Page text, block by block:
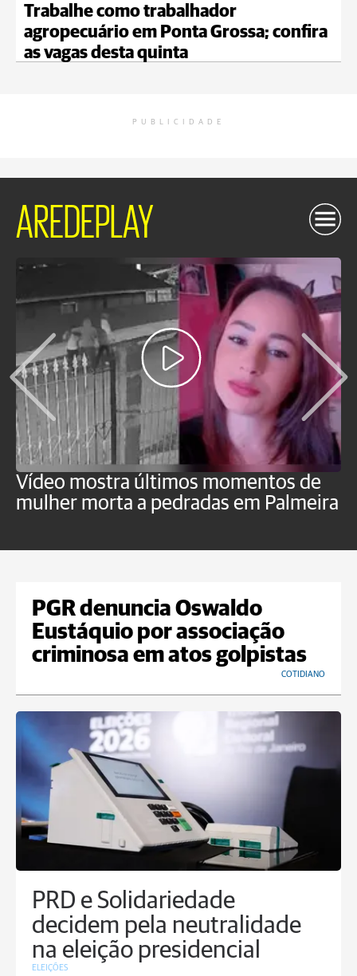
Trabalhe como trabalhador
agropecuário em Ponta Grossa; confira
as vagas desta quinta
PUBLICIDADE
AREDEPLAY
Vídeo mostra últimos momentos de
mulher morta a pedradas em Palmeira
PGR denuncia Oswaldo
Eustáquio por associação
criminosa em atos golpistas
COTIDIANO
PRD e Solidariedade
decidem pela neutralidade
na eleição presidencial
ELEIÇÕES